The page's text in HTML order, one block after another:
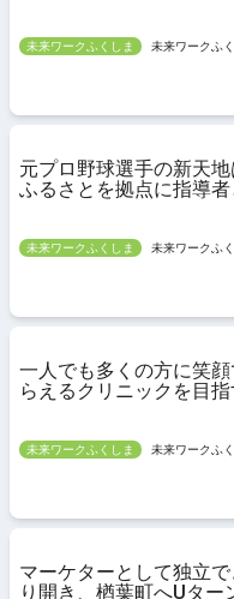
未来ワークふくしま 未来ワークふ
元プロ野球選手の新天地
ふるさとを拠点に指導者
未来ワークふくしま 未来ワークふ
一人でも多くの方に笑
らえるクリニックを目指
未来ワークふくしま 未来ワークふ
マーケターとして独立
り開き、楢葉町へUター